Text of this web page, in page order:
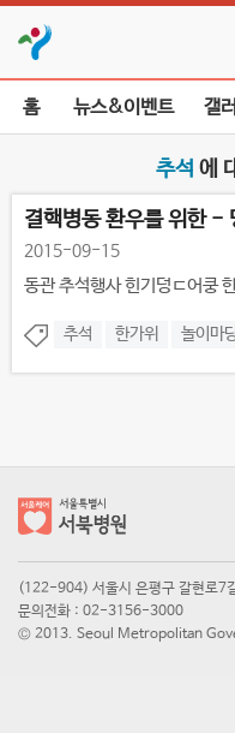
홈 뉴스&이벤트 갤
추석 에
결핵병동 환우를 위한 -
2015-09-15
동관 추석행사 힌기덩ㄷ어쿵
추석 한가위 놀이마
(122-904) 서울시 은평구 갈현로7
문의전화 : 02-3156-3000
© 2013. Seoul Metropolitan